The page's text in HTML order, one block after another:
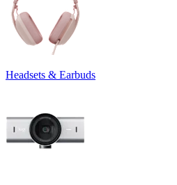
Headsets & Earbuds